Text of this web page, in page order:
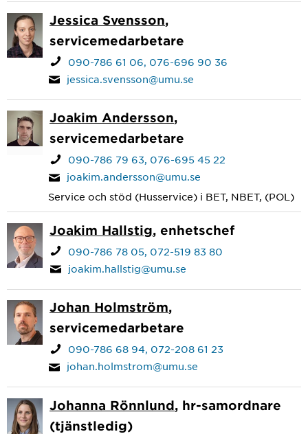
Jessica Svensson,
servicemedarbetare
090-786 61 06 076-696 90 36
jessica.svensson@umu.se
Joakim Andersson,
servicemedarbetare
090-786 79 63 076-695 45 22
joakim.andersson@umu.se
Service och stöd (Husservice) i BET, NBET, (POL)
Joakim Hallstig, enhetschef
090-786 78 05 072-519 83 80
joakim.hallstig@umu.se
Johan Holmström,
servicemedarbetare
090-786 68 94 072-208 61 23
johan.holmstrom@umu.se
Johanna Rönnlund, hr-samordnare
(tjänstledig)